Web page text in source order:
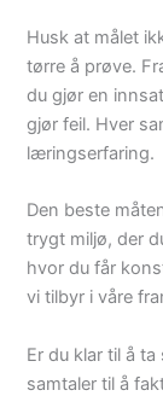
Husk at målet
tørre å prøve.
du gjør en
gjør feil. Hver
læringserfaring.
Den beste
trygt miljø, der
hvor du får
vi tilbyr i våre
Er du klar til å
samtaler til å